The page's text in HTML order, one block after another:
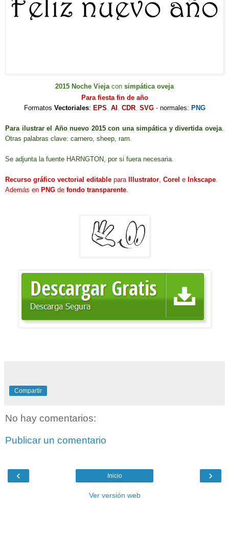
2015 Noche Vieja con simpática oveja
Para fiesta fin de año
Formatos Vectoriales: EPS AI CDR, SVG - normales: PNG
Para ilustrar el Año nuevo 2015 con una simpática y divertida oveja
Otras palabras clave: carnero, sheep ram
Se adjunta la fuente HARNGTON, por si fuera necesaria.
Recurso gráfico vectorial editable para Illustrator Corel e Inkscape
Además en PNG de fondo transparente
Compartir
No hay comentarios:
Publicar un comentario
‹ ›
Inicio
Ver versión web